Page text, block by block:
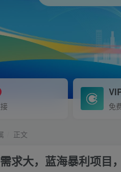
免
正文
需求大，蓝海暴利项